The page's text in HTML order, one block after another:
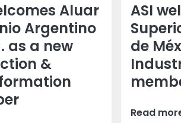
Aluar
Argentino
as a new
&
ASI
de
Read